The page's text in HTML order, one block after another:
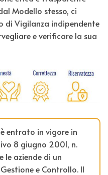
Modello stesso, ci
di Vigilanza indipendente
e verificare la sua
entrato in vigore in
8 giugno 2001, n.
le aziende di un
e Controllo. Il